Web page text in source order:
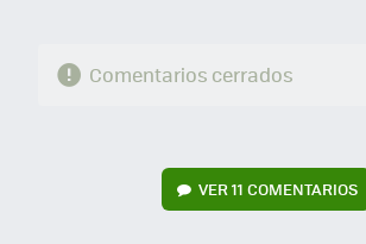
Comentarios cerrados
VER11 COMENTARIOS